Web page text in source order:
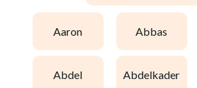
aaron abbas
abdel abdelkader